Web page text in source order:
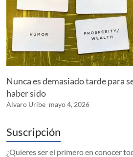
Nunca es demasiado tarde para
haber sido
Alvaro Uribe mayo 4, 2026
Suscripción
¿Quieres ser el primero en conocer